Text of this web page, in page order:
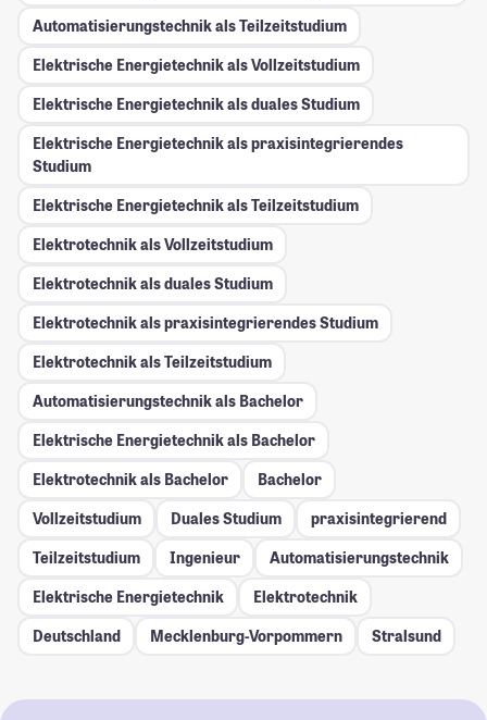
Automatisierungstechnik als Teilzeitstudium
Elektrische Energietechnik als Vollzeitstudium
Elektrische Energietechnik als duales Studium
Elektrische Energietechnik als praxisintegrierendes
Studium
Elektrische Energietechnik als Teilzeitstudium
Elektrotechnik als Vollzeitstudium
Elektrotechnik als duales Studium
Elektrotechnik als praxisintegrierendes Studium
Elektrotechnik als Teilzeitstudium
Automatisierungstechnik als Bachelor
Elektrische Energietechnik als Bachelor
Elektrotechnik als Bachelor
Bachelor
Vollzeitstudium
Duales Studium
praxisintegrierend
Teilzeitstudium
Ingenieur
Automatisierungstechnik
Elektrische Energietechnik
Elektrotechnik
Deutschland
Mecklenburg-Vorpommern Stralsund